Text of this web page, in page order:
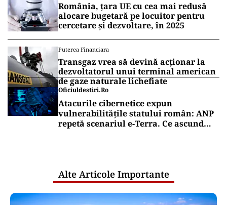
România, țara UE cu cea mai redusă
alocare bugetară pe locuitor pentru
cercetare și dezvoltare, în 2025
Puterea Financiara
Transgaz vrea să devină acționar la
dezvoltatorul unui terminal american
de gaze naturale lichefiate
Oficiuldestiri.ro
Atacurile cibernetice expun
vulnerabilitățile statului român: ANP
repetă scenariul e‑Terra. Ce ascund
Alte Articole Importante